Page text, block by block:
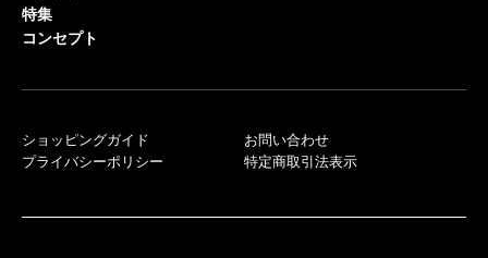
特集
コンセプト
ショッピングガイド
プライバシーポリシー
お問い合わせ
特定商取引法表示